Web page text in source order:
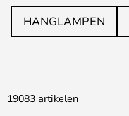
HANGLAMPEN
19083 artikelen